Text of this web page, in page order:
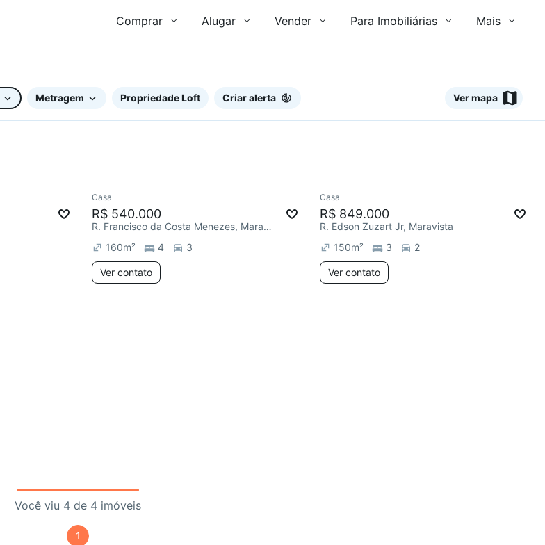
Comprar Alugar Vender Para Imobiliárias Mais
Metragem Propriedade Loft Criar alerta Ver mapa
Casa
R$ 540.000
R. Francisco da Costa Menezes, Maravista
160m² 4 3
Ver contato
Casa
R$ 849.000
R. Edson Zuzart Jr, Maravista
150m² 3 2
Ver contato
Você viu 4 de 4 imóveis
1